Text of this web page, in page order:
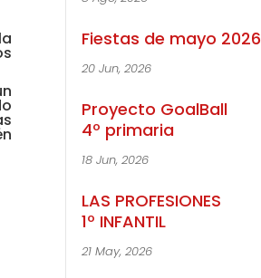
Fiestas de mayo 2026
20 Jun, 2026
Proyecto GoalBall
4º primaria
18 Jun, 2026
LAS PROFESIONES
1º INFANTIL
21 May, 2026